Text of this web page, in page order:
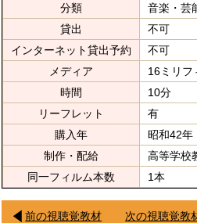
分類
音楽・芸
貸出
不可
インターネット貸出予約
不可
メディア
16ミリフ
時間
10分
リーフレット
有
購入年
昭和42年
制作・配給
高等学校
同一フィルム本数
1本
前の視聴覚教材 次の視聴覚教